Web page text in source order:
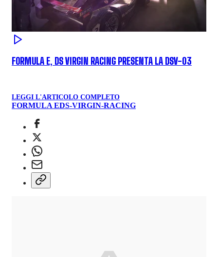
FORMULA E, DS VIRGIN RACING PRESENTA LA DSV-03
LEGGI L'ARTICOLO COMPLETO
FORMULA EDS-VIRGIN-RACING